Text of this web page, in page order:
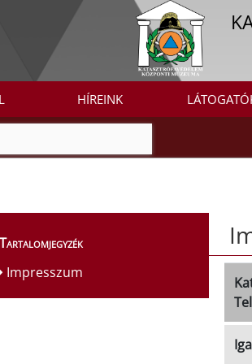
HÍREINK
Tartalomjegyzék
Impresszum